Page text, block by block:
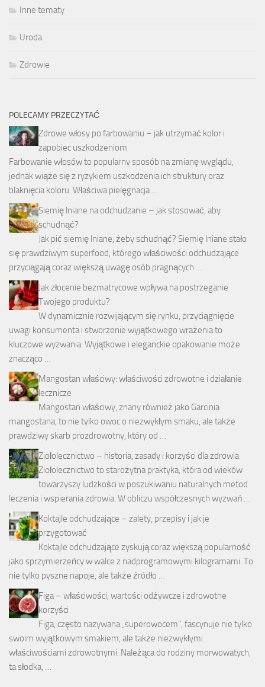
Inne tematy
Uroda
Zdrowie
POLECAMY PRZECZYTAĆ
Zdrowe włosy po farbowaniu – jak utrzymać kolor i
zapobiec uszkodzeniom
Farbowanie włosów to popularny sposób na zmianę wyglądu,
jednak wiąże się z ryzykiem uszkodzenia ich struktury oraz
blaknięcia koloru. Właściwa pielęgnacja …
Siemię lniane na odchudzanie – jak stosować, aby
schudnąć?
Jak pić siemię lniane, żeby schudnąć? Siemię lniane stało
się prawdziwym superfood, którego właściwości odchudzające
przyciągają coraz większą uwagę osób pragnących …
Jak złocenie bezmatrycowe wpływa na postrzeganie
Twojego produktu?
W dynamicznie rozwijającym się rynku, przyciągnięcie
uwagi konsumenta i stworzenie wyjątkowego wrażenia to
kluczowe wyzwania. Wyjątkowe i eleganckie opakowanie może
znacząco …
Mangostan właściwy: właściwości zdrowotne i działanie
lecznicze
Mangostan właściwy, znany również jako Garcinia
mangostana, to nie tylko owoc o niezwykłym smaku, ale także
prawdziwy skarb prozdrowotny, który od …
Ziołolecznictwo – historia, zasady i korzyści dla zdrowia
Ziołolecznictwo to starożytna praktyka, która od wieków
towarzyszy ludzkości w poszukiwaniu naturalnych metod
leczenia i wspierania zdrowia. W obliczu współczesnych wyzwań …
Koktajle odchudzające – zalety, przepisy i jak je
przygotować
Koktajle odchudzające zyskują coraz większą popularność
jako sprzymierzeńcy w walce z nadprogramowymi kilogramami. To
nie tylko pyszne napoje, ale także źródło …
Figa – właściwości, wartości odżywcze i zdrowotne
korzyści
Figa, często nazywana „superowocem”, fascynuje nie tylko
swoim wyjątkowym smakiem, ale także niezwykłymi
właściwościami zdrowotnymi. Należąca do rodziny morwowatych,
ta słodka, …